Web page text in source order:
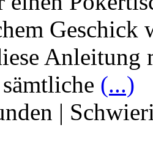
Geschick
Anleitung
(...)
|